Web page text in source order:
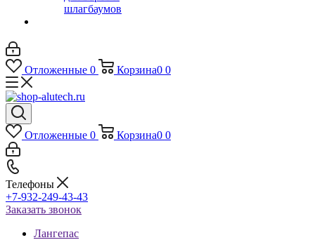
шлагбаумов
Отложенные 0 Корзина0 0
Отложенные 0 Корзина0 0
Телефоны
+7-932-249-43-43
Заказать звонок
Лангепас